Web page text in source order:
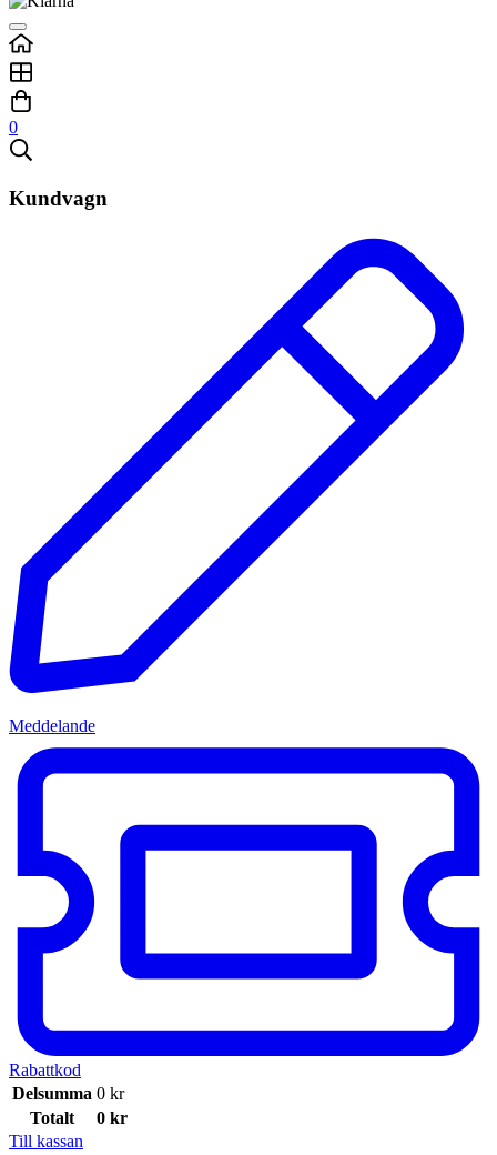
0
Kundvagn
Meddelande
Rabattkod
Delsumma 0 kr
Totalt
0 kr
Till kassan